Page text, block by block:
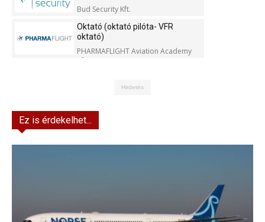
Bud Security Kft.
Oktató (oktató pilóta- VFR
oktató)
PHARMAFLIGHT Aviation Academy
Kft.
Hirdetés
Ez is érdekelhet...